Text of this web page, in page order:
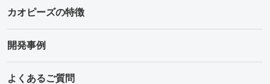
カオピーズの特徴
開発事例
よくあるご質問